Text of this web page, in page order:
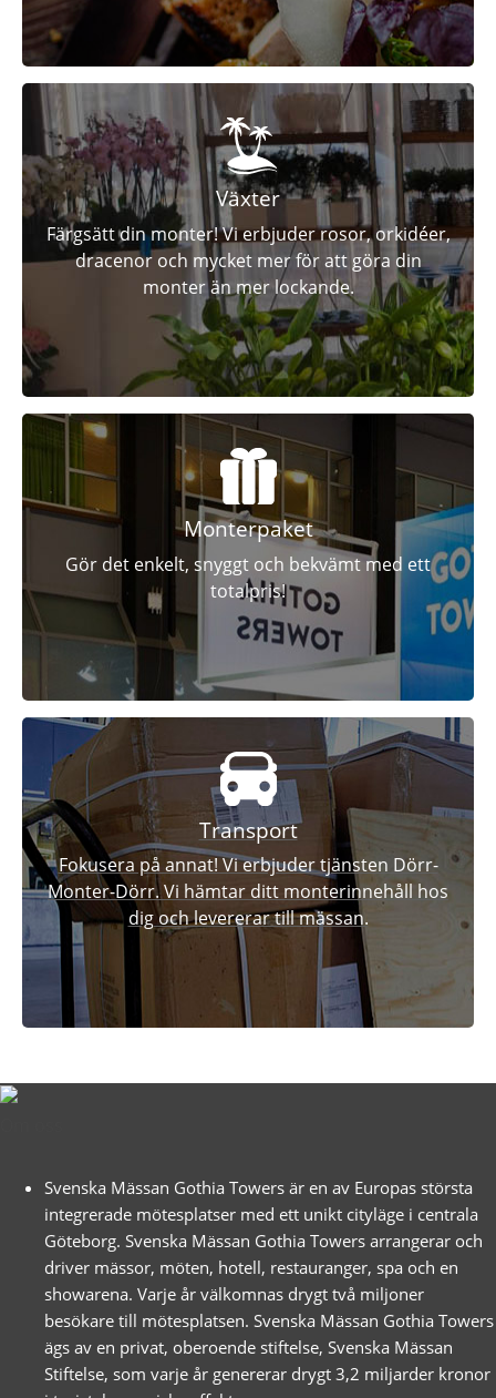
Växter
Färgsätt din monter! Vi erbjuder rosor, orkidéer,
dracenor och mycket mer för att göra din
monter än mer lockande.
Monterpaket
Gör det enkelt, snyggt och bekvämt med ett
totalpris!
Transport
Fokusera på annat! Vi erbjuder tjänsten Dörr-
Monter-Dörr. Vi hämtar ditt monterinnehåll hos
dig och levererar till mässan.
Svenska Mässan Gothia Towers är en av Europas största
integrerade mötesplatser med ett unikt cityläge i centrala
Göteborg. Svenska Mässan Gothia Towers arrangerar och
driver mässor, möten, hotell, restauranger, spa och en
showarena. Varje år välkomnas drygt två miljoner
besökare till mötesplatsen. Svenska Mässan Gothia Towers
ägs av en privat, oberoende stiftelse, Svenska Mässan
Stiftelse, som varje år genererar drygt 3,2 miljarder kronor